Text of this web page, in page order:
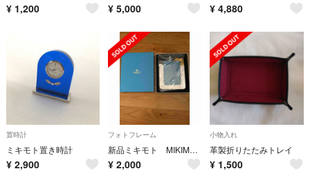
¥ 1,200 ¥ 5,000 ¥ 4,880
置時計
ミキモト置き時計
¥ 2,900
フォトフレーム
新品ミキモト MIKIMOTO フォトフレーム パール付き
¥ 2,000
小物入れ
革製折りたたみトレイ
¥ 1,500